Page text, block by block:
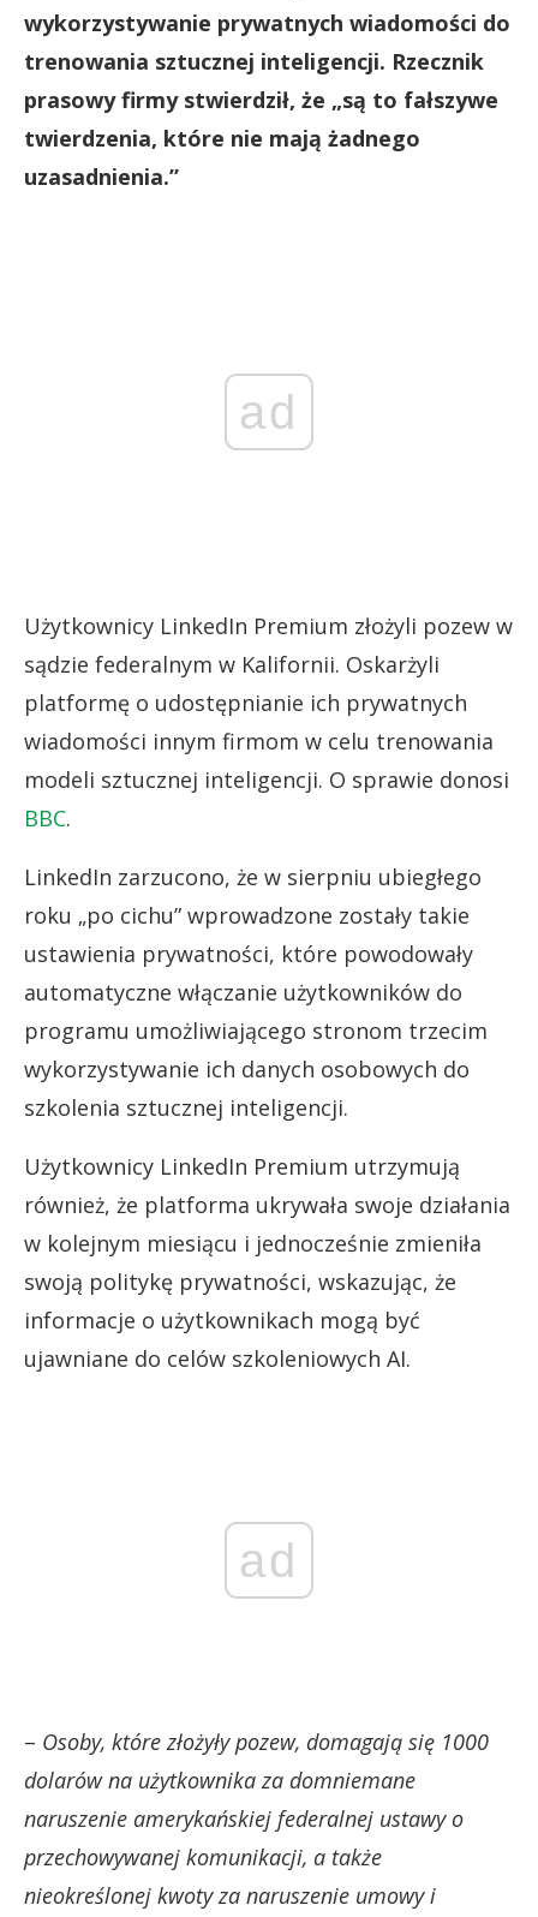
wykorzystywanie prywatnych wiadomości do
trenowania sztucznej inteligencji. Rzecznik
prasowy firmy stwierdził, że „są to fałszywe
twierdzenia, które nie mają żadnego
uzasadnienia.”
ad
Użytkownicy LinkedIn Premium złożyli pozew w
sądzie federalnym w Kalifornii. Oskarżyli
platformę o udostępnianie ich prywatnych
wiadomości innym firmom w celu trenowania
modeli sztucznej inteligencji. O sprawie donosi
BBC.
LinkedIn zarzucono, że w sierpniu ubiegłego
roku „po cichu” wprowadzone zostały takie
ustawienia prywatności, które powodowały
automatyczne włączanie użytkowników do
programu umożliwiającego stronom trzecim
wykorzystywanie ich danych osobowych do
szkolenia sztucznej inteligencji.
Użytkownicy LinkedIn Premium utrzymują
również, że platforma ukrywała swoje działania
w kolejnym miesiącu i jednocześnie zmieniła
swoją politykę prywatności, wskazując, że
informacje o użytkownikach mogą być
ujawniane do celów szkoleniowych AI.
ad
– Osoby, które złożyły pozew, domagają się 1000
dolarów na użytkownika za domniemane
naruszenie amerykańskiej federalnej ustawy o
przechowywanej komunikacji, a także
nieokreślonej kwoty za naruszenie umowy i